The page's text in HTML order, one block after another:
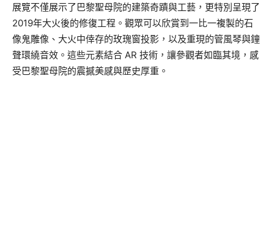
展覽不僅展示了巴黎聖母院的建築奇蹟與工藝，更特別呈現了
2019年大火後的修復工程。觀眾可以欣賞到一比一複製的石
像鬼雕像、大火中倖存的玫瑰窗投影，以及重現的管風琴與鐘
聲環繞音效。這些元素結合 AR 技術，讓參觀者如臨其境，感
受巴黎聖母院的震撼美感與歷史厚重。